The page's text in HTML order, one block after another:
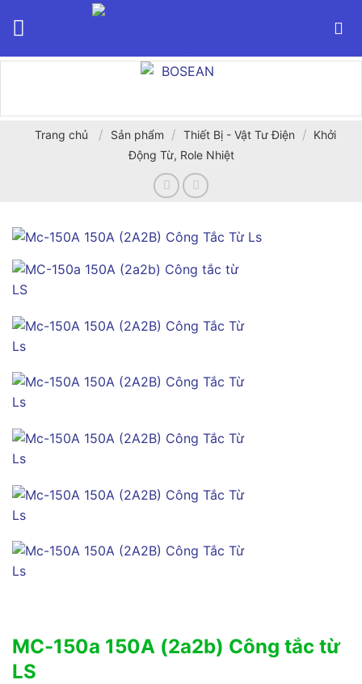
Trang chủ / Sản phẩm / Thiết Bị - Vật Tư Điện / Khởi
Động Từ, Role Nhiệt
MC-150a 150A (2a2b) Công tắc từ
LS